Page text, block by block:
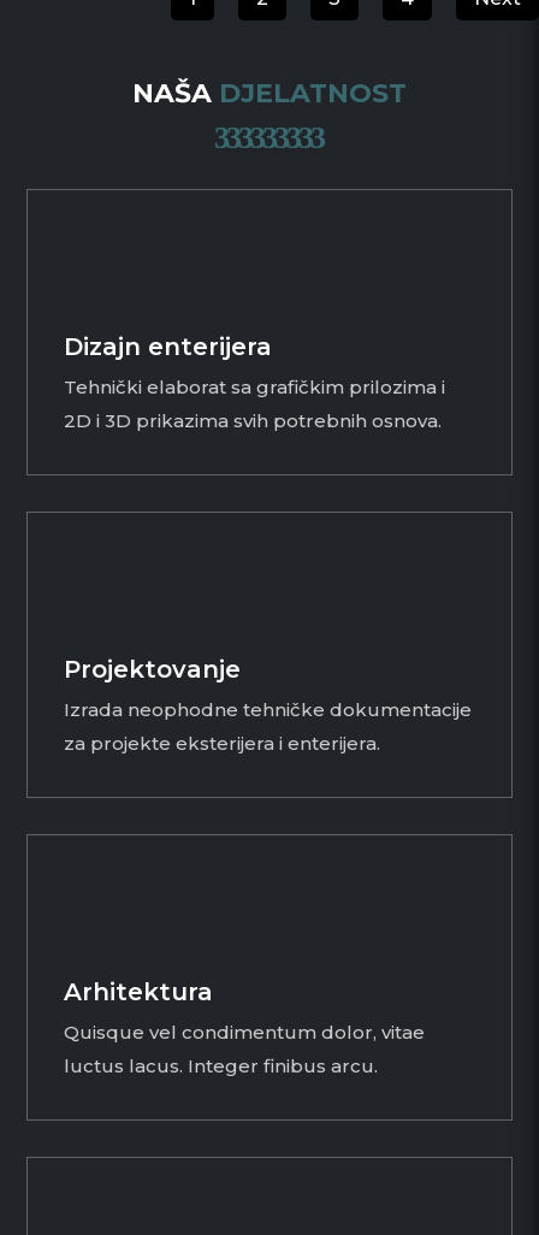
PROJEKTOVANJE
NAŠA DJELATNOST
Dizajn enterijera
Tehnički elaborat sa grafičkim prilozima i
2D i 3D prikazima svih potrebnih osnova.
Projektovanje
Izrada neophodne tehničke dokumentacije
za projekte eksterijera i enterijera.
Arhitektura
Quisque vel condimentum dolor, vitae
luctus lacus. Integer finibus arcu.